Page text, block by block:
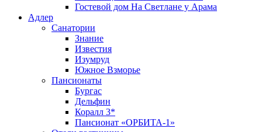
Гостевой дом На Светлане у Арама
Адлер
Санатории
Знание
Известия
Изумруд
Южное Взморье
Пансионаты
Бургас
Дельфин
Коралл 3*
Пансионат «ОРБИТА-1»